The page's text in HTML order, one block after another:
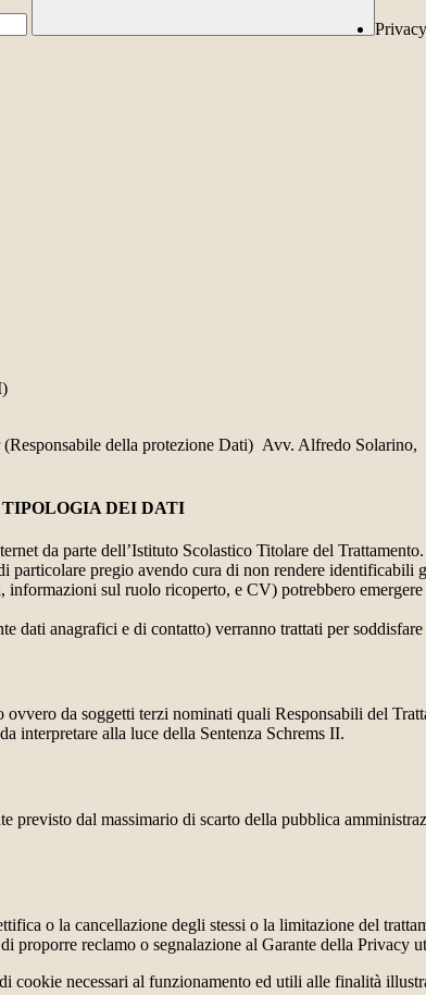
Privacy
della protezione Dati) Avv. Alfredo
DEI DATI
da parte dell’Istituto Scolastico Titolare del
pregio avendo cura di non rendere
sul ruolo ricoperto, e CV) potrebbero
dati anagrafici e di contatto) verranno trattati per
ovvero da soggetti terzi nominati quali Responsabili del
interpretare alla luce della Sentenza Schrems II.
previsto dal massimario di scarto della pubblica
o la cancellazione degli stessi o la limitazione del
reclamo o segnalazione al Garante della Privacy
cookie necessari al funzionamento ed utili alle finalità